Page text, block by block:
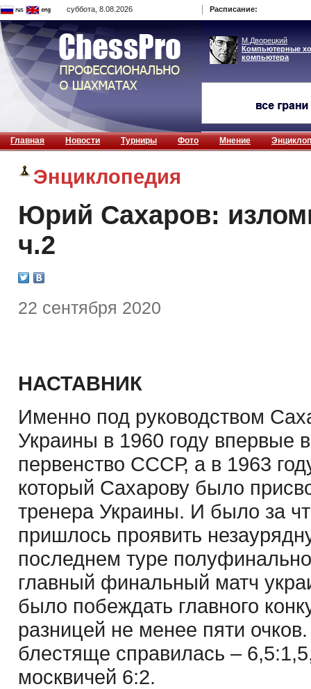
суббота, 8.08.2026 Расписание:
М.Дворецкий
Компьютерные
компьютера
Главная Новости Турниры Фото Мнение
Энциклопедия
Юрий Сахаров:
ч.2
22 сентября 2020
НАСТАВНИК
Именно под руководством
Украины в 1960 году впервые
первенство СССР, а в 1963
который Сахарову было
тренера Украины. И было за
пришлось проявить
последнем туре
главный финальный матч
было побеждать главного
разницей не менее пяти
блестяще справилась –
москвичей 6:2.